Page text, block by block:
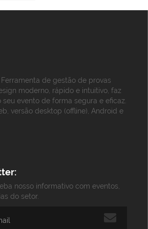
de gestão de provas
moderno, rápido e intuitivo, faz
evento de forma segura e eficaz.
versão desktop (offline), Android e
nosso informativo com eventos,
do setor.